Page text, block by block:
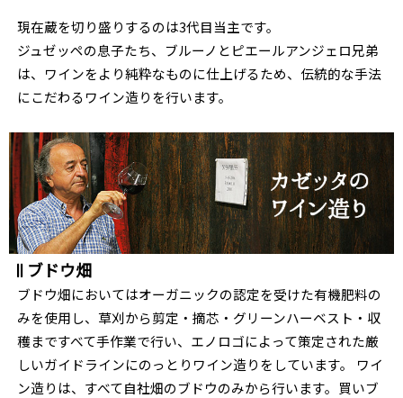
現在蔵を切り盛りするのは3代目当主です。
ジュゼッペの息子たち、ブルーノとピエールアンジェロ兄弟
は、ワインをより純粋なものに仕上げるため、伝統的な手法
にこだわるワイン造りを行います。
ブドウ畑
ブドウ畑においてはオーガニックの認定を受けた有機肥料の
みを使用し、草刈から剪定・摘芯・グリーンハーベスト・収
穫まですべて手作業で行い、エノロゴによって策定された厳
しいガイドラインにのっとりワイン造りをしています。 ワイ
ン造りは、すべて自社畑のブドウのみから行います。買いブ